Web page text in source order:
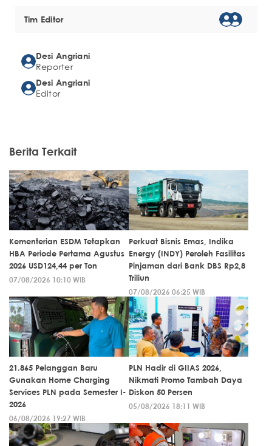
Tim Editor
Desi Angriani
Reporter
Desi Angriani
Editor
Berita Terkait
Kementerian ESDM Tetapkan
HBA Periode Pertama Agustus
2026 USD124,44 per Ton
07/08/2026 10:10 WIB
Perkuat Bisnis Emas, Indika
Energy (INDY) Peroleh Fasilitas
Pinjaman dari Bank DBS Rp2,8
Triliun
07/08/2026 06:25 WIB
21.865 Pelanggan Baru
Gunakan Home Charging
Services PLN pada Semester I-
2026
06/08/2026 19:27 WIB
PLN Hadir di GIIAS 2026,
Nikmati Promo Tambah Daya
Diskon 50 Persen
05/08/2026 18:11 WIB